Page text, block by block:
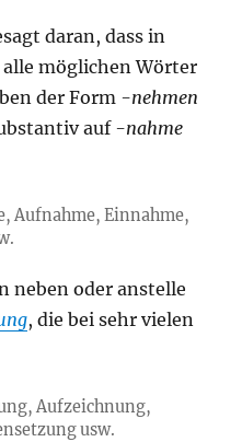
daran, dass in
möglichen Wörter
der Form -nehmen
auf-nahme
Aufnahme, Einnahme,
neben oder anstelle
, die bei sehr vielen
Aufzeichnung,
usw.